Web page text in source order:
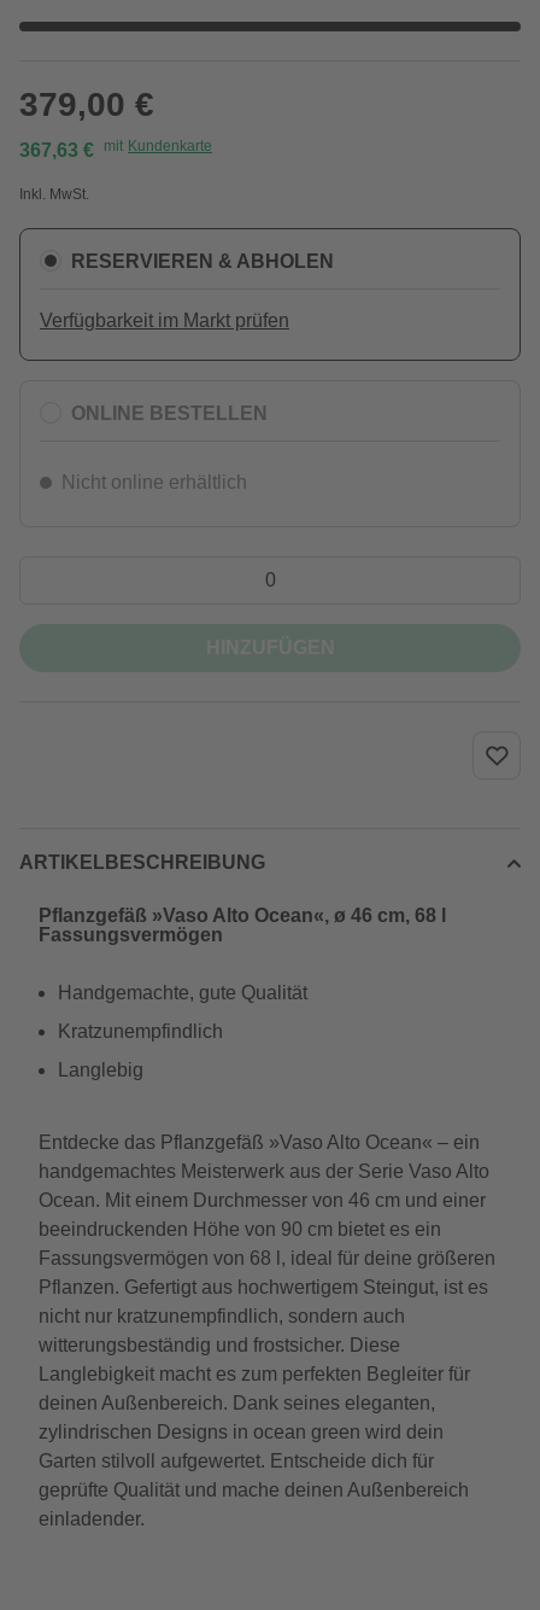
379,00 €
367,63 € mit Kundenkarte
Inkl. MwSt.
RESERVIEREN & ABHOLEN
Verfügbarkeit im Markt prüfen
ONLINE BESTELLEN
Nicht online erhältlich
ARTIKELBESCHREIBUNG
Pflanzgefäß »Vaso Alto Ocean«, ø 46 cm, 68 l
Fassungsvermögen
Handgemachte, gute Qualität
Kratzunempfindlich
Langlebig
Entdecke das Pflanzgefäß »Vaso Alto Ocean« – ein
handgemachtes Meisterwerk aus der Serie Vaso Alto
Ocean. Mit einem Durchmesser von 46 cm und einer
beeindruckenden Höhe von 90 cm bietet es ein
Fassungsvermögen von 68 l, ideal für deine größeren
Pflanzen. Gefertigt aus hochwertigem Steingut, ist es
nicht nur kratzunempfindlich, sondern auch
witterungsbeständig und frostsicher. Diese
Langlebigkeit macht es zum perfekten Begleiter für
deinen Außenbereich. Dank seines eleganten,
zylindrischen Designs in ocean green wird dein
Garten stilvoll aufgewertet. Entscheide dich für
geprüfte Qualität und mache deinen Außenbereich
einladender.